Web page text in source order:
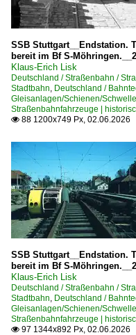
SSB Stuttgart__Endstation.
bereit im Bf S-
Klaus-Erich Lisk
Deutschland / Straßenbahn /
Stadtbahn Deutschland /
Gleisanlagen/Schienen/
Straßenbahnfahrzeuge |
 88 1200x749 Px, 02.06.2026
SSB Stuttgart__Endstation.
bereit im Bf S-
Klaus-Erich Lisk
Deutschland / Straßenbahn /
Stadtbahn Deutschland /
Gleisanlagen/Schienen/
Straßenbahnfahrzeuge |
 97 1344x892 Px, 02.06.2026